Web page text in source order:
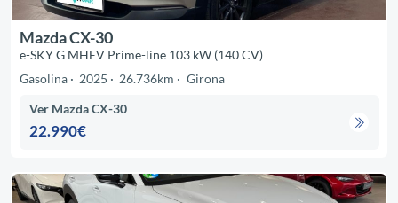
Mazda CX-30
e-SKY G MHEV Prime-line 103 kW (140 CV)
Gasolina
2025 26.736km Girona
Ver Mazda CX-30
22.990€